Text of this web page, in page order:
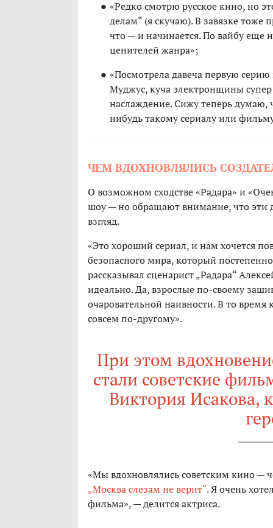
«Редко смотрю русское кино, но
делам“ (я скучаю). В завязке тоже
что — и начинается. По вайбу еще
ценителей жанра»;
«Посмотрела давеча первую серию
Муджус, куча электронщины супер
наслаждение. Сижу теперь думаю,
нибудь такому сериалу или
ЧЕМ ВДОХНОВЛЯЛИСЬ
О возможном сходстве «Радара» и
шоу — но обращают внимание, что эти
взгляд.
«Это хороший сериал, и нам хочется
безопасного мира, который
рассказывал сценарист „Радара“
идеально. Да, взрослые по-своему
очаровательной наивности. В то
совсем по-другому».
При этом
стали советские
Виктория Исакова,
«Мы вдохновлялись советским кино —
„Москва слезам не верит“. Я очень
фильма», — делится актриса.